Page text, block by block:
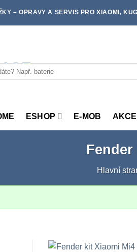
– OPRAVY A SERVIS PRO XIAOMI,
ESHOP E-MOB AKCE
Hlavní